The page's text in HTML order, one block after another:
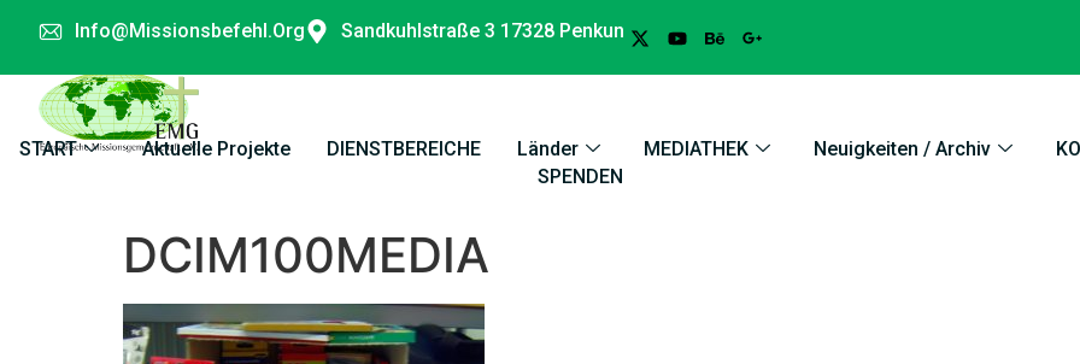
Info@missionsbefehl.org Sandkuhlstraße 3 17328 Penkun
START Aktuelle Projekte DIENSTBEREICHE Länder MEDIATHEK Neuigkeiten / Archiv
SPENDEN
DCIM100MEDIA